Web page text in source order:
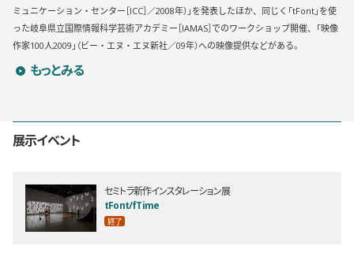
ミュニケーション・センター［ICC］／2008年）」を発表したほか、同じく「tFont」を使
った岐阜県立国際情報科学芸術アカデミー［IAMAS］でのワークショップ開催、「映像
作家100人2009」（ビー・エヌ・エヌ新社／09年）への映像提供などがある。
セミトラのプロフィールを詳しく見る
もっとみる
展示イベント
セミトラ新作インスタレーション展
tFont/fTime
終了